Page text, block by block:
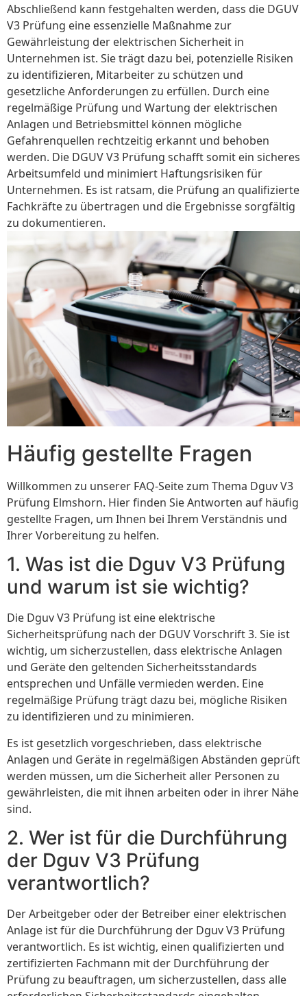
Abschließend kann festgehalten werden, dass die DGUV
V3 Prüfung eine essenzielle Maßnahme zur
Gewährleistung der elektrischen Sicherheit in
Unternehmen ist. Sie trägt dazu bei, potenzielle Risiken
zu identifizieren, Mitarbeiter zu schützen und
gesetzliche Anforderungen zu erfüllen. Durch eine
regelmäßige Prüfung und Wartung der elektrischen
Anlagen und Betriebsmittel können mögliche
Gefahrenquellen rechtzeitig erkannt und behoben
werden. Die DGUV V3 Prüfung schafft somit ein sicheres
Arbeitsumfeld und minimiert Haftungsrisiken für
Unternehmen. Es ist ratsam, die Prüfung an qualifizierte
Fachkräfte zu übertragen und die Ergebnisse sorgfältig
zu dokumentieren.
Häufig gestellte Fragen
Willkommen zu unserer FAQ-Seite zum Thema Dguv V3
Prüfung Elmshorn. Hier finden Sie Antworten auf häufig
gestellte Fragen, um Ihnen bei Ihrem Verständnis und
Ihrer Vorbereitung zu helfen.
1. Was ist die Dguv V3 Prüfung
und warum ist sie wichtig?
Die Dguv V3 Prüfung ist eine elektrische
Sicherheitsprüfung nach der DGUV Vorschrift 3. Sie ist
wichtig, um sicherzustellen, dass elektrische Anlagen
und Geräte den geltenden Sicherheitsstandards
entsprechen und Unfälle vermieden werden. Eine
regelmäßige Prüfung trägt dazu bei, mögliche Risiken
zu identifizieren und zu minimieren.
Es ist gesetzlich vorgeschrieben, dass elektrische
Anlagen und Geräte in regelmäßigen Abständen geprüft
werden müssen, um die Sicherheit aller Personen zu
gewährleisten, die mit ihnen arbeiten oder in ihrer Nähe
sind.
2. Wer ist für die Durchführung
der Dguv V3 Prüfung
verantwortlich?
Der Arbeitgeber oder der Betreiber einer elektrischen
Anlage ist für die Durchführung der Dguv V3 Prüfung
verantwortlich. Es ist wichtig, einen qualifizierten und
zertifizierten Fachmann mit der Durchführung der
Prüfung zu beauftragen, um sicherzustellen, dass alle